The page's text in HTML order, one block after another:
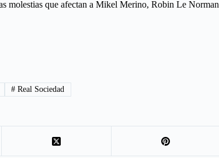
molestias que afectan a Mikel Merino, Robin Le
# Real Sociedad